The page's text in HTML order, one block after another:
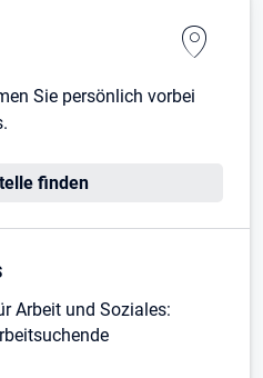
Sie persönlich vorbei
finden
Arbeit und Soziales: